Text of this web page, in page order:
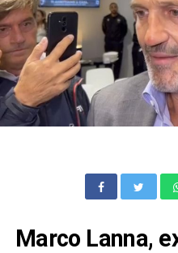
Marco Lanna,